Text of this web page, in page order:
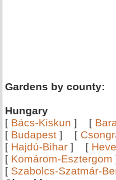
Gardens by county:
Hungary
[ Bács-Kiskun ] [
[ Budapest ] [
[ Hajdú-Bihar ] [
[ Komárom-Esztergom
[ Szabolcs-Szatmár-